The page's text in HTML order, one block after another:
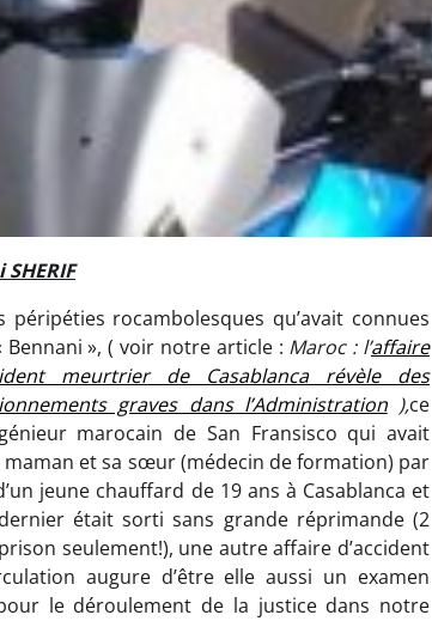
péripéties rocambolesques qu’avait connues
Bennani », ( voir notre article : Maroc : l’affaire
meurtrier de Casablanca révèle des
graves dans l’Administration),ce
marocain de San Fransisco qui avait
maman et sa sœur (médecin de formation) par
jeune chauffard de 19 ans à Casablanca et
était sorti sans grande réprimande (2
seulement!), une autre affaire d’accident
augure d’être elle aussi un examen
le déroulement de la justice dans notre